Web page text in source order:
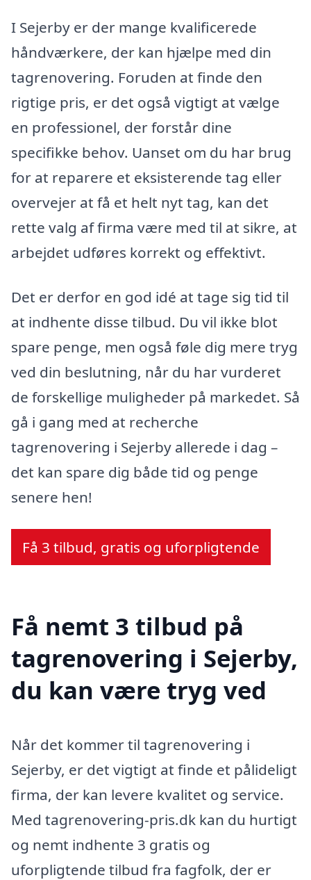
I Sejerby er der mange kvalificerede
håndværkere, der kan hjælpe med din
tagrenovering. Foruden at finde den
rigtige pris, er det også vigtigt at vælge
en professionel, der forstår dine
specifikke behov. Uanset om du har brug
for at reparere et eksisterende tag eller
overvejer at få et helt nyt tag, kan det
rette valg af firma være med til at sikre, at
arbejdet udføres korrekt og effektivt.
Det er derfor en god idé at tage sig tid til
at indhente disse tilbud. Du vil ikke blot
spare penge, men også føle dig mere tryg
ved din beslutning, når du har vurderet
de forskellige muligheder på markedet. Så
gå i gang med at recherche
tagrenovering i Sejerby allerede i dag –
det kan spare dig både tid og penge
senere hen!
Få 3 tilbud, gratis og uforpligtende
Få nemt 3 tilbud på
tagrenovering i Sejerby,
du kan være tryg ved
Når det kommer til tagrenovering i
Sejerby, er det vigtigt at finde et pålideligt
firma, der kan levere kvalitet og service.
Med tagrenovering-pris.dk kan du hurtigt
og nemt indhente 3 gratis og
uforpligtende tilbud fra fagfolk, der er